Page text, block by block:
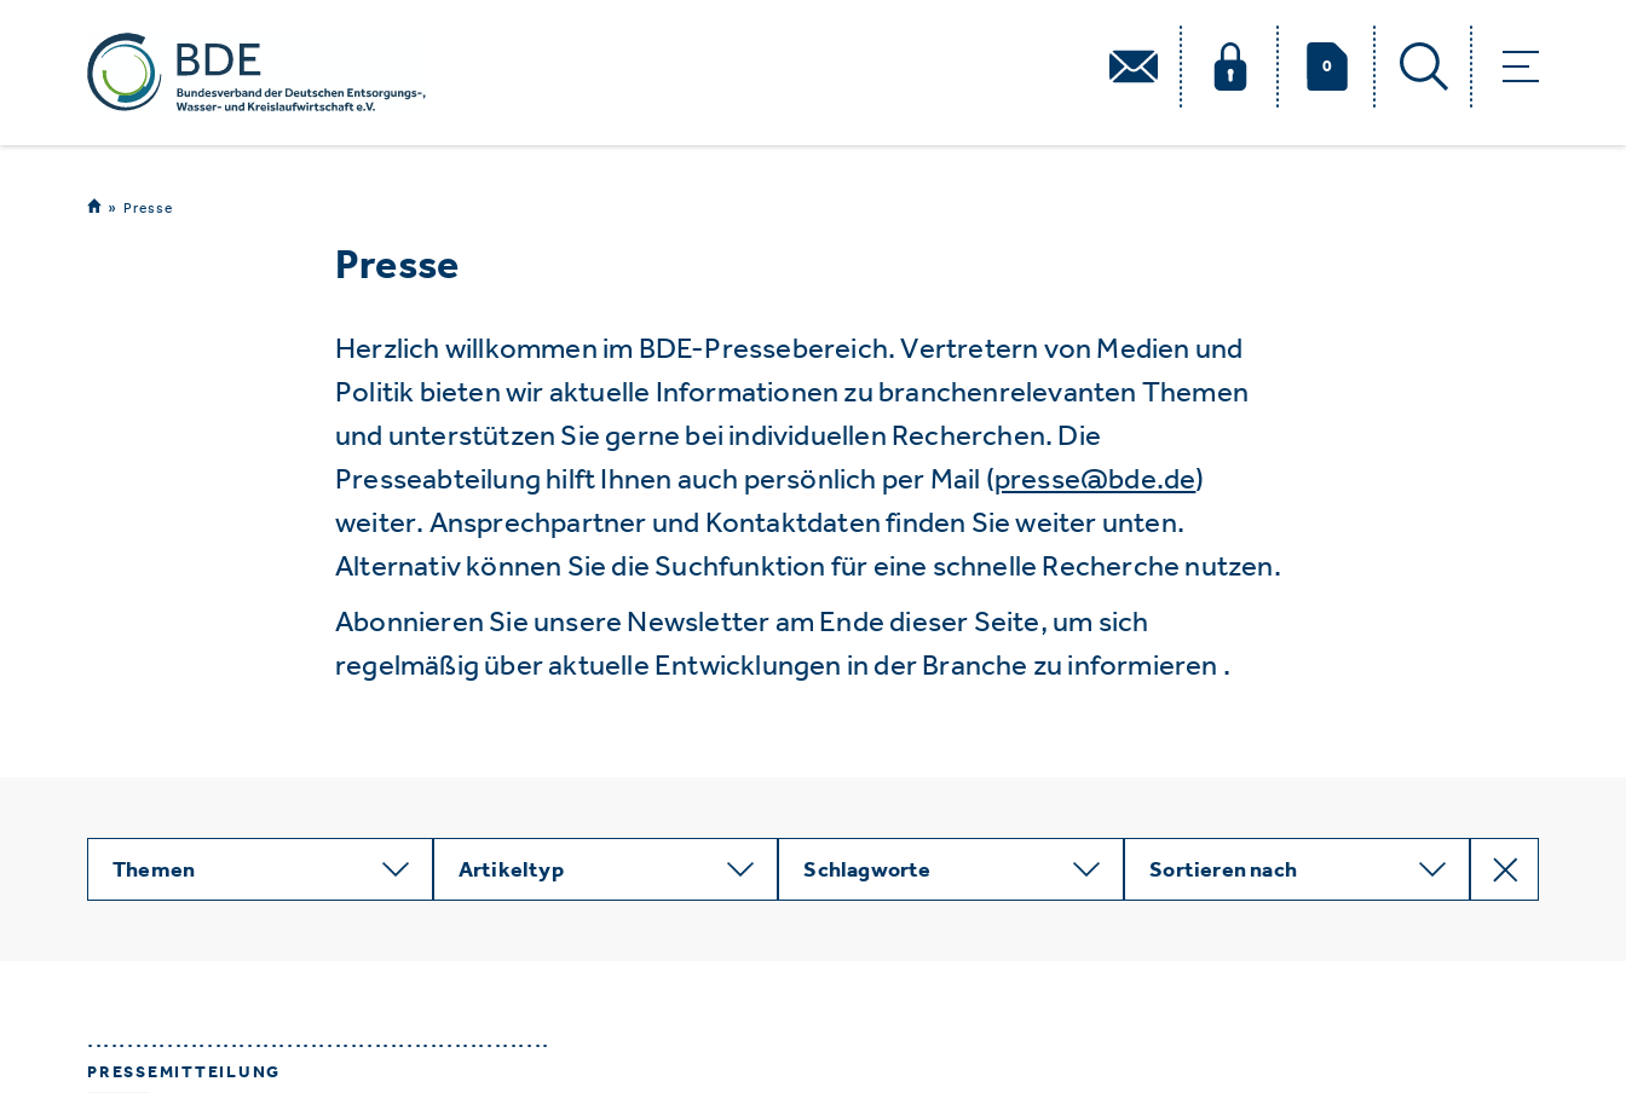
0
Presse
Presse
Herzlich willkommen im BDE-Pressebereich. Vertretern von Medien und
Politik bieten wir aktuelle Informationen zu branchenrelevanten Themen
und unterstützen Sie gerne bei individuellen Recherchen. Die
Presseabteilung hilft Ihnen auch persönlich per Mail (presse@bde.de)
weiter. Ansprechpartner und Kontaktdaten finden Sie weiter unten.
Alternativ können Sie die Suchfunktion für eine schnelle Recherche nutzen.
Abonnieren Sie unsere Newsletter am Ende dieser Seite, um sich
regelmäßig über aktuelle Entwicklungen in der Branche zu informieren .
Themen Artikeltyp Schlagworte Sortieren nach
PRESSEMITTEILUNG